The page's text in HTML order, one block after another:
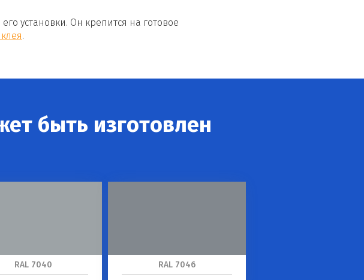
установки. Он крепится на готовое
.
быть изготовлен
RAL 7040 RAL 7046